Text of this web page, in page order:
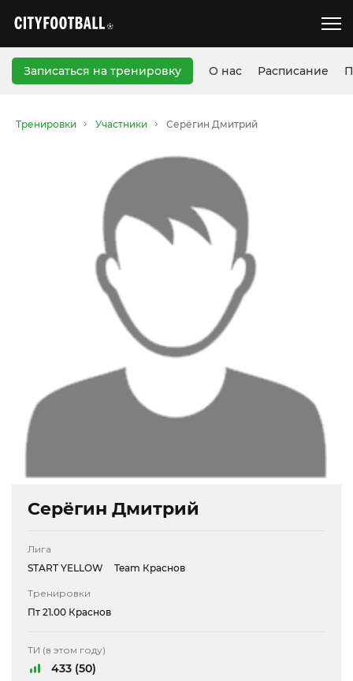
Записаться на тренировку О нас Расписание
Тренировки Участники Серёгин Дмитрий
Серёгин Дмитрий
Лига
START YELLOW
Team Краснов
Тренировки
Пт 21.00 Краснов
ТИ (в этом году)
433 (50)